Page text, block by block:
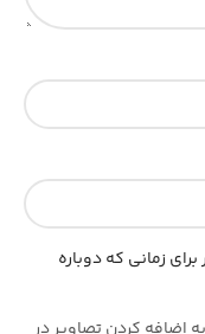
زمانی که دوباره